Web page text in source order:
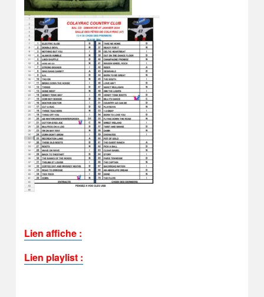
Lien affiche :
Lien playlist :